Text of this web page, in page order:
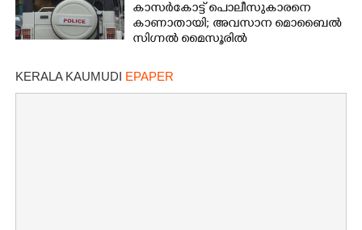
കാസർകോട്ട് പൊലീസുകാരനെ
കാണാതായി; അവസാന മൊബൈൽ
സിഗ്നൽ മൈസൂരിൽ
KERALA KAUMUDI EPAPER